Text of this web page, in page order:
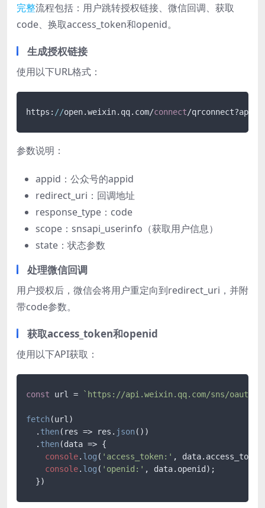
完整流程包括：用户跳转授权链接、微信回调、获取
code、换取access_token和openid。
生成授权链接
使用以下URL格式：
https: //open.weixin.qq.com/connect/
参数说明：
appid：公众号的appid
redirect_uri：回调地址
response_type：code
scope：snsapi_userinfo（获取用户信息）
state：状态参数
处理微信回调
用户授权后，微信会将用户重定向到redirect_uri，并附
带code参数。
获取access_token和openid
使用以下API获取：
const url = `https://api.weixin.qq.com/sns/oauth2/
fetch(url)
  .
then( res => res. json())
  .
then(data => {
console. log ( 'access_token:' , data. access_token
console. log ( 'openid:' , data. openid );
  })